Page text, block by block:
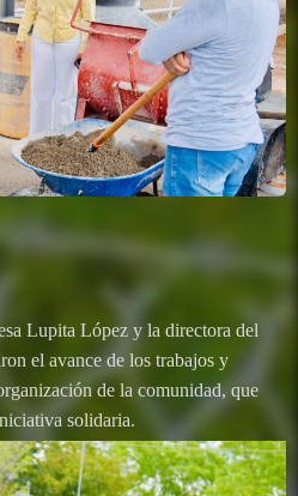
Lupita López y la directora del
el avance de los trabajos y
de la comunidad, que
solidaria.